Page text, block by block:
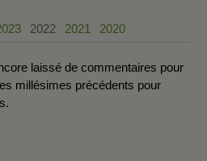
2022 2021 2020
laissé de commentaires pour
millésimes précédents pour